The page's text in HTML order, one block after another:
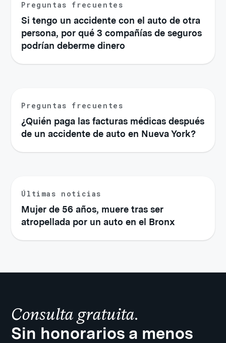
Preguntas frecuentes
Si tengo un accidente con el auto de otra
persona, por qué 3 compañías de seguros
podrían deberme dinero
Preguntas frecuentes
¿Quién paga las facturas médicas después
de un accidente de auto en Nueva York?
Últimas noticias
Mujer de 56 años, muere tras ser
atropellada por un auto en el Bronx
Consulta gratuita.
Sin honorarios a menos